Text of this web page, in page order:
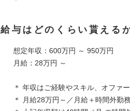
給与はどのくらい貰える
想定年収：600万円 ～ 950万円
月給：28万円 ～
＊ 年収はご経験やスキル、オファ
＊ 月給28万円～／月給＋時間外勤